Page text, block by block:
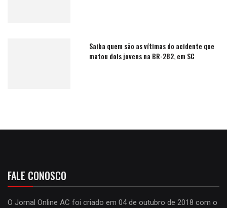
Saiba quem são as vítimas do acidente que
matou dois jovens na BR-282, em SC
FALE CONOSCO
O Jornal Online AC foi criado em 04 de outubro de 2018 com o